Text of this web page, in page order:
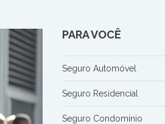
PARA VOCÊ
Seguro Automóvel
Seguro Residencial
Seguro Condomínio